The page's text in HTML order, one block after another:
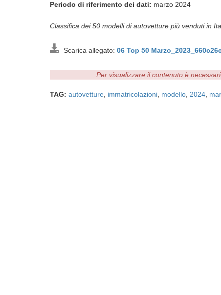
Periodo di riferimento dei dati: marzo 2024
Classifica dei 50 modelli di autovetture più venduti in
Scarica allegato: 06 Top 50
Per visualizzare il contenuto è
TAG: autovetture immatricolazioni modello 2024